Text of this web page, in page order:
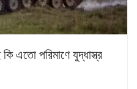
এতো পরিমাণে যুদ্ধাস্ত্র